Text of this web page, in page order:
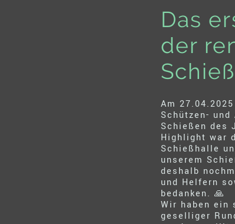
Das
der
Am
Schützen-
Schießen des
Highlight war
Schießhalle
unserem
deshalb
und Helfern
bedanken. 🙏
Wir haben ein
geselliger